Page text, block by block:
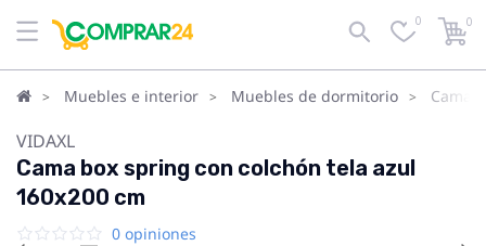
0 0
Muebles e interior Muebles de dormitorio Camas
VIDAXL
Cama box spring con colchón tela azul
160x200 cm
0 opiniones